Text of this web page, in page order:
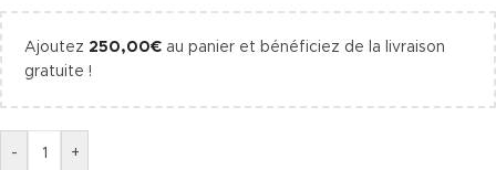
Ajoutez 250,00€ au panier et bénéficiez de la livraison
gratuite !
- +